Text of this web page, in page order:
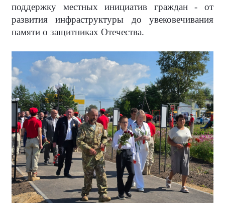
поддержку местных инициатив граждан - от
развития инфраструктуры до увековечивания
памяти о защитниках Отечества.